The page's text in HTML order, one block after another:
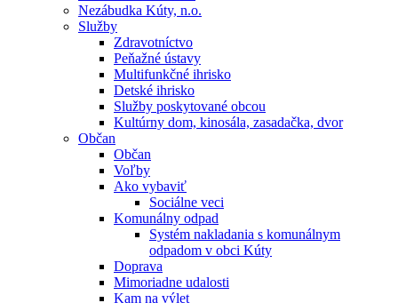
Nezábudka Kúty, n.o.
Služby
Zdravotníctvo
Peňažné ústavy
Multifunkčné ihrisko
Detské ihrisko
Služby poskytované obcou
Kultúrny dom, kinosála, zasadačka, dvor
Občan
Občan
Voľby
Ako vybaviť
Sociálne veci
Komunálny odpad
Systém nakladania s komunálnym
odpadom v obci Kúty
Doprava
Mimoriadne udalosti
Kam na výlet